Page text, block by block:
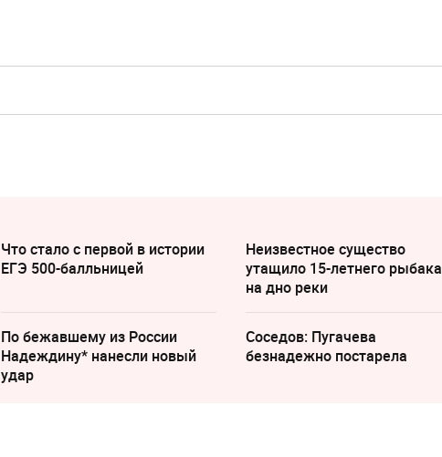
Что стало с первой в истории
ЕГЭ 500-балльницей
Неизвестное существо
утащило 15-летнего рыбака
на дно реки
По бежавшему из России
Надеждину* нанесли новый
удар
Соседов: Пугачева
безнадежно постарела